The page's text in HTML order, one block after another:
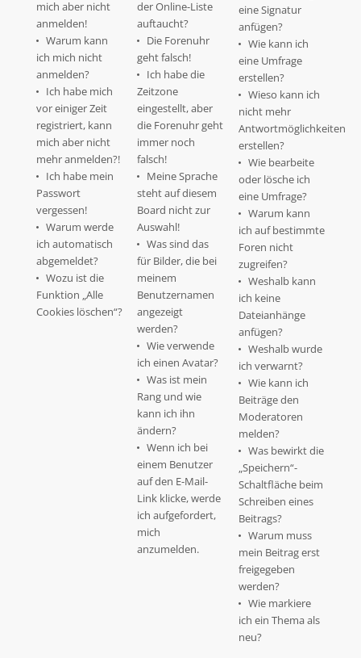
mich aber nicht
anmelden!
Warum kann
ich mich nicht
anmelden?
Ich habe mich
vor einiger Zeit
registriert, kann
mich aber nicht
mehr anmelden?!
Ich habe mein
Passwort
vergessen!
Warum werde
ich automatisch
abgemeldet?
Wozu ist die
Funktion „Alle
Cookies löschen“?
der Online-Liste
auftaucht?
Die Forenuhr
geht falsch!
Ich habe die
Zeitzone
eingestellt, aber
die Forenuhr geht
immer noch
falsch!
Meine Sprache
steht auf diesem
Board nicht zur
Auswahl!
Was sind das
für Bilder, die bei
meinem
Benutzernamen
angezeigt
werden?
Wie verwende
ich einen Avatar?
Was ist mein
Rang und wie
kann ich ihn
ändern?
Wenn ich bei
einem Benutzer
auf den E-Mail-
Link klicke, werde
ich aufgefordert,
mich
anzumelden.
eine Signatur
anfügen?
Wie kann ich
eine Umfrage
erstellen?
Wieso kann ich
nicht mehr
Antwortmöglichkeiten
erstellen?
Wie bearbeite
oder lösche ich
eine Umfrage?
Warum kann
ich auf bestimmte
Foren nicht
zugreifen?
Weshalb kann
ich keine
Dateianhänge
anfügen?
Weshalb wurde
ich verwarnt?
Wie kann ich
Beiträge den
Moderatoren
melden?
Was bewirkt die
„Speichern“-
Schaltfläche beim
Schreiben eines
Beitrags?
Warum muss
mein Beitrag erst
freigegeben
werden?
Wie markiere
ich ein Thema als
neu?